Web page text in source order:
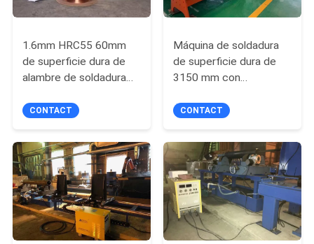
MAPA
DEL
SITIO
PRIVACY
1.6mm HRC55 60mm
de superficie dura de
alambre de soldadura
CONTACT
Máquina de soldadura
de superficie dura de
3150 mm con
aleación 0.75KW
CONTACT